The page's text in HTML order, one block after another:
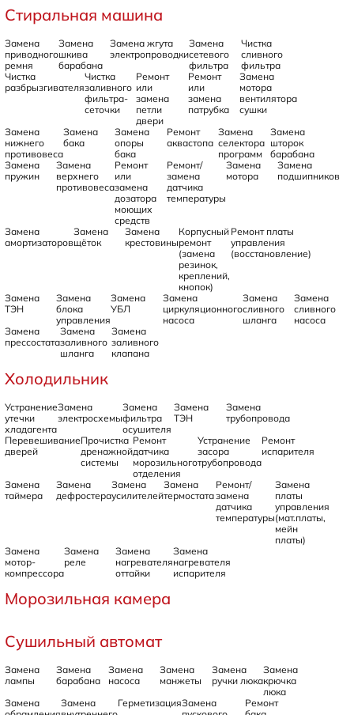
Стиральная машина
Замена
приводного
ремня
Замена
шкива
барабана
Замена жгута
электропроводки
Замена
сетевого
фильтра
Чистка
сливного
фильтра
Чистка
разбрызгивателя
Чистка
заливного
фильтра-
сеточки
Ремонт
или
замена
петли
двери
Ремонт
или
замена
патрубка
Замена
мотора
вентилятора
сушки
Замена
нижнего
противовеса
Замена
бака
Замена
опоры
бака
Ремонт
аквастопа
Замена
селектора
программ
Замена
шторок
барабана
Замена
пружин
Замена
верхнего
противовеса
Ремонт
или
замена
дозатора
моющих
средств
Ремонт/
замена
датчика
температуры
Замена
мотора
Замена
подшипников
Замена
амортизаторов
Замена
щёток
Замена
крестовины
Корпусный
ремонт
(замена
резинок,
креплений,
кнопок)
Ремонт платы
управления
(восстановление)
Замена
ТЭН
Замена
блока
управления
Замена
УБЛ
Замена
циркуляционного
насоса
Замена
сливного
шланга
Замена
сливного
насоса
Замена
прессостата
Замена
заливного
шланга
Замена
заливного
клапана
Холодильник
Устранение
утечки
хладагента
Замена
электросхемы
Замена
фильтра
осушителя
Замена
ТЭН
Замена
трубопровода
Перевешивание
дверей
Прочистка
дренажной
системы
Ремонт
датчика
морозильного
отделения
Устранение
засора
трубопровода
Ремонт
испарителя
Замена
таймера
Замена
дефростера
Замена
усилителей
Замена
термостата
Ремонт/
замена
датчика
температуры
Замена
платы
управления
(мат.платы,
мейн
платы)
Замена
мотор-
компрессора
Замена
реле
Замена
нагревателя
оттайки
Замена
нагревателя
испарителя
Морозильная камера
Сушильный автомат
Замена
лампы
Замена
барабана
Замена
насоса
Замена
манжеты
Замена
ручки люка
Замена
крючка
люка
Замена
Замена
ГерметизацияЗамена
Ремонт